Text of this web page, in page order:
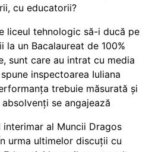
cu educatorii?
liceul tehnologic să-i ducă pe
la un Bacalaureat de 100%
sunt care au intrat cu media
inspectoarea Iuliana
trebuie măsurată și
se angajează
interimar al Muncii Dragos
urma ultimelor discuții cu